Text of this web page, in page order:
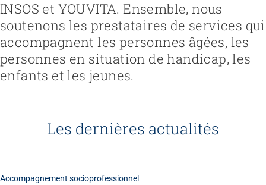
INSOS et YOUVITA. Ensemble, nous
soutenons les prestataires de services qui
accompagnent les personnes âgées, les
personnes en situation de handicap, les
enfants et les jeunes.
Les dernières actualités
Accompagnement socioprofessionnel